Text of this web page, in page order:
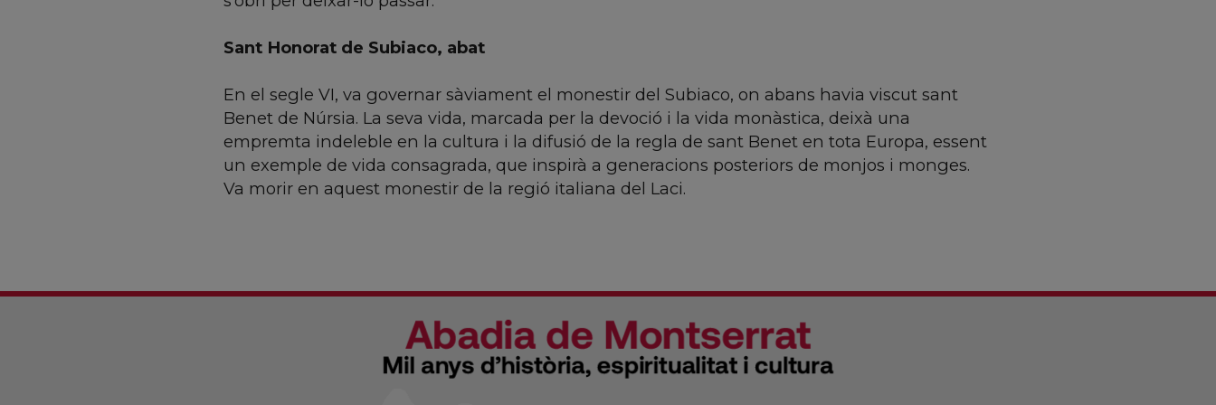
Sant Honorat de Subiaco, abat
En el segle VI, va governar sàviament el monestir del Subiaco, on abans havia viscut sant
Benet de Núrsia. La seva vida, marcada per la devoció i la vida monàstica, deixà una
empremta indeleble en la cultura i la difusió de la regla de sant Benet en tota Europa, essent
un exemple de vida consagrada, que inspirà a generacions posteriors de monjos i monges.
Va morir en aquest monestir de la regió italiana del Laci.